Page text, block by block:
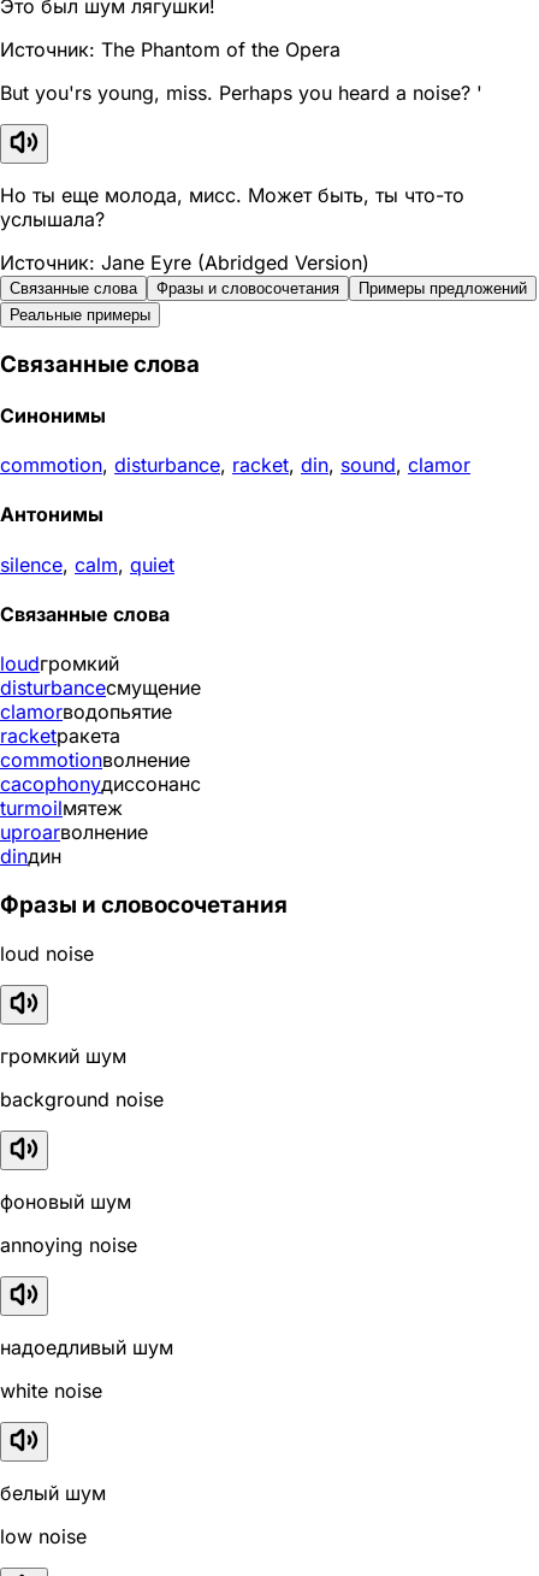
Это был шум лягушки!
Источник: The Phantom of the Opera
But you'rs young, miss. Perhaps you heard a noise? '
Но ты еще молода, мисс. Может быть, ты что-то
услышала?
Источник: Jane Eyre (Abridged Version)
Связанные слова Фразы и словосочетания
Примеры предложений
Реальные примеры
Связанные слова
Синонимы
commotion, disturbance, racket, din, sound, clamor
Антонимы
silence, calm, quiet
Связанные слова
loudгромкий
disturbanceсмущение
clamorводопьятие
racketракета
commotionволнение
cacophonyдиссонанс
turmoilмятеж
uproarволнение
dinдин
Фразы и словосочетания
loud noise
громкий шум
background noise
фоновый шум
annoying noise
надоедливый шум
white noise
белый шум
low noise